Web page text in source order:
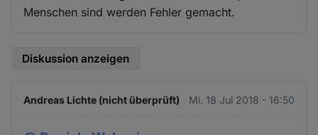
Menschen sind werden Fehler gemacht.
Diskussion anzeigen
Andreas Lichte (nicht überprüft) Mi. 18 Jul 2018 - 16:50